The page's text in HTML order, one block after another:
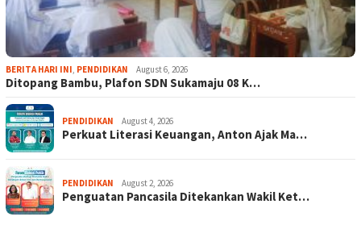
BERITA HARI INI, PENDIDIKAN August 6, 2026
Ditopang Bambu, Plafon SDN Sukamaju 08 K…
PENDIDIKAN August 4, 2026
Perkuat Literasi Keuangan, Anton Ajak Ma…
PENDIDIKAN August 2, 2026
Penguatan Pancasila Ditekankan Wakil Ket…